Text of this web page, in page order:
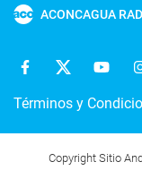
ACONCAGUA
Términos y
Copyright Sitio